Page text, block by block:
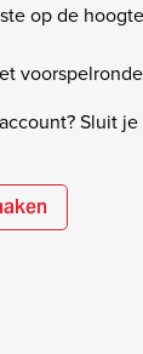
op de
Sluit